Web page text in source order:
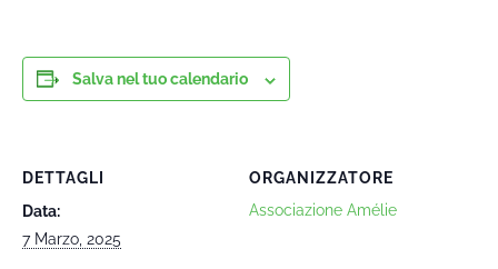
Salva nel tuo calendario
DETTAGLI
Data:
7 Marzo, 2025
ORGANIZZATORE
Associazione Amélie